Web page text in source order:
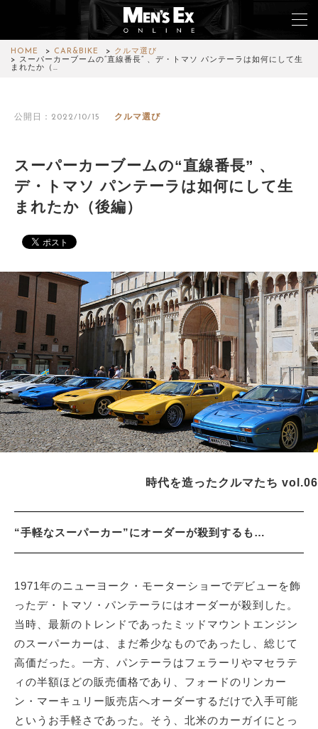
HOME CAR&BIKE
クルマ選び
スーパーカーブームの“直線番長” 、デ・トマソ パンテーラは如何にして生
まれたか（…
公開日：2022/10/15 クルマ選び
スーパーカーブームの“直線番長” 、
デ・トマソ パンテーラは如何にして生
まれたか（後編）
時代を造ったクルマたち vol.06
“手軽なスーパーカー”にオーダーが殺到するも…
1971年のニューヨーク・モーターショーでデビューを飾
ったデ・トマソ・パンテーラにはオーダーが殺到した。
当時、最新のトレンドであったミッドマウントエンジン
のスーパーカーは、まだ希少なものであったし、総じて
高価だった。一方、パンテーラはフェラーリやマセラテ
ィの半額ほどの販売価格であり、フォードのリンカー
ン・マーキュリー販売店へオーダーするだけで入手可能
というお手軽さであった。そう、北米のカーガイにとっ
FASHION
CAR&BIKE
COLUMN
MAGAZINE
ABOUT SITE
サイトマップ